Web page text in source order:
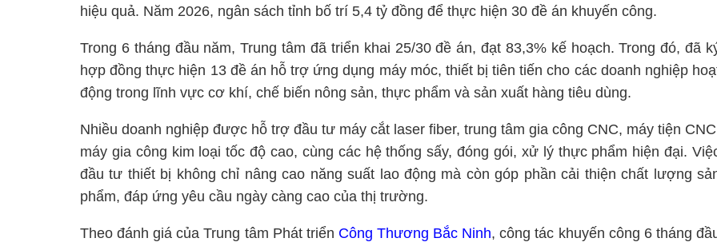
hiệu quả. Năm 2026, ngân sách tỉnh bố trí 5,4 tỷ đồng để thực hiện 30 đề án khuyến công.
Trong 6 tháng đầu năm, Trung tâm đã triển khai 25/30 đề án, đạt 83,3% kế hoạch. Trong đó, đã
hợp đồng thực hiện 13 đề án hỗ trợ ứng dụng máy móc, thiết bị tiên tiến cho các doanh nghiệp
động trong lĩnh vực cơ khí, chế biến nông sản, thực phẩm và sản xuất hàng tiêu dùng.
Nhiều doanh nghiệp được hỗ trợ đầu tư máy cắt laser fiber, trung tâm gia công CNC, máy tiện
máy gia công kim loại tốc độ cao, cùng các hệ thống sấy, đóng gói, xử lý thực phẩm hiện đại.
đầu tư thiết bị không chỉ nâng cao năng suất lao động mà còn góp phần cải thiện chất lượng
phẩm, đáp ứng yêu cầu ngày càng cao của thị trường.
Theo đánh giá của Trung tâm Phát triển Công Thương Bắc Ninh, công tác khuyến công 6 tháng